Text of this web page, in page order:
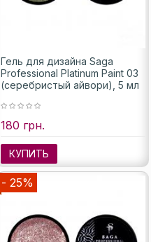
Гель для дизайна Saga
Professional Platinum Paint 03
(серебристый айвори), 5 мл
180 грн.
КУПИТЬ
- 25%